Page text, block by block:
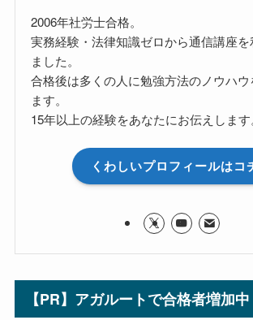
2006年社労士合格。
実務経験・法律知識ゼロから通信講座を
ました。
合格後は多くの人に勉強方法のノウハ
ます。
15年以上の経験をあなたにお伝えします
くわしいプロフィールはコ
【PR】アガルートで合格者増加中